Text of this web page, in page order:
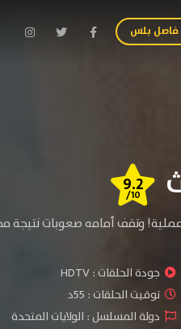
فاصل بلس
9.2
/10
وتقف أمامه صعوبات نتيجة
جودة الحلقات :HDTV
توقيت الحلقات : 55د
دولة المسلسل : الولايات المتحدة